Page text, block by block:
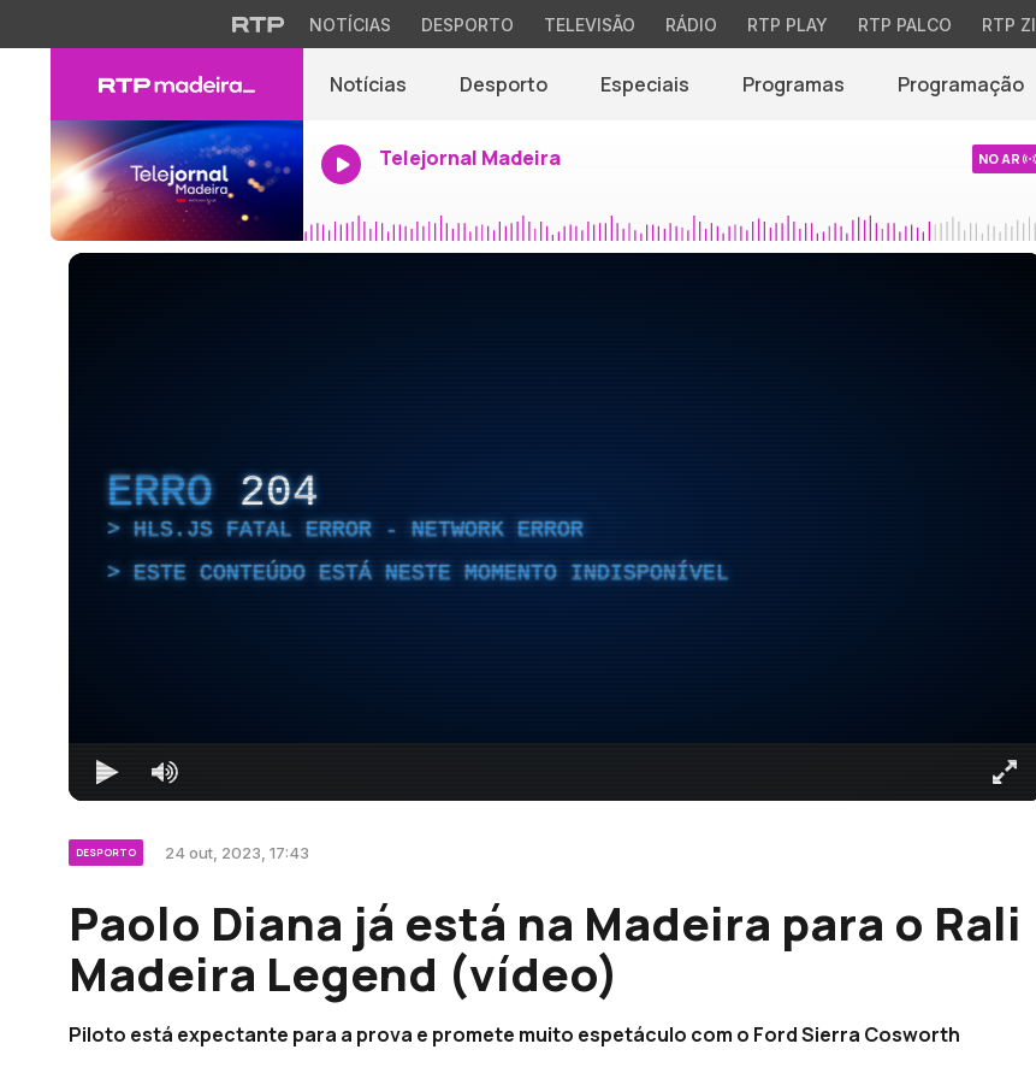
NOTÍCIAS DESPORTO TELEVISÃO RÁDIO RTP PLAY RTP PALCO RTP
Notícias Desporto Especiais Programas Programação
Telejornal Madeira NO AR
ERRO 204
HLS.JS FATAL ERROR - NETWORK ERROR
ESTE CONTEÚDO ESTÁ NESTE MOMENTO INDISPONÍVEL
DESPORTO 24 out, 2023, 17:43
Paolo Diana já está na Madeira para o Rali
Madeira Legend (vídeo)
Piloto está expectante para a prova e promete muito espetáculo com o Ford Sierra Cosworth